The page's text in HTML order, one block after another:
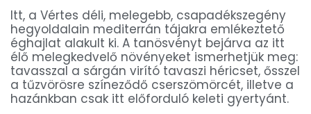
Itt, a Vértes déli, melegebb, csapadékszegény
hegyoldalain mediterrán tájakra emlékeztető
éghajlat alakult ki. A tanösvényt bejárva az itt
élő melegkedvelő növényeket ismerhetjük meg:
tavasszal a sárgán virító tavaszi héricset, ősszel
a tűzvörösre színeződő cserszömörcét, illetve a
hazánkban csak itt előforduló keleti gyertyánt.